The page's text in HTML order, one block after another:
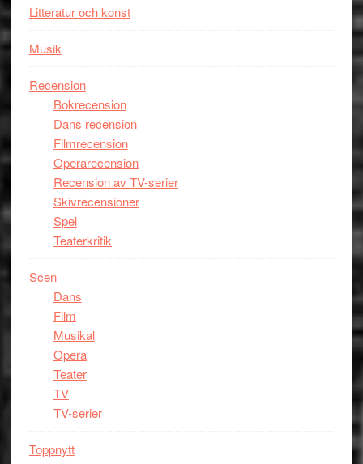
Litteratur och konst
Musik
Recension
Bokrecension
Dans recension
Filmrecension
Operarecension
Recension av TV-serier
Skivrecensioner
Spel
Teaterkritik
Scen
Dans
Film
Musikal
Opera
Teater
TV
TV-serier
Toppnytt